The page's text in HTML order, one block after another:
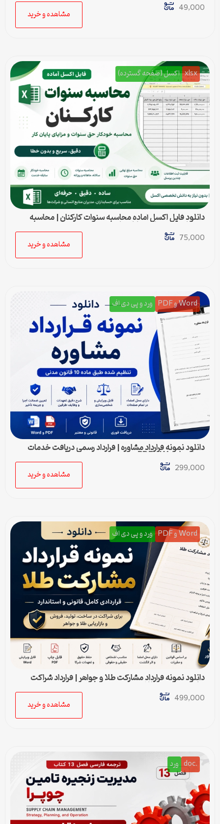
49,000
مشاهده و خرید
xlsx اکسل (صفحه گسترده)
دانلود فایل اکسل آماده محاسبه سنوات کارکنان | محاسبه
خودکار حق سنوات و پایان کار
75,000
مشاهده و خرید
Word و PDF ورد و پی دی اف
دانلود نمونه قرارداد مشاوره | قرارداد رسمی دریافت خدمات
مشاوره Word و PDF
299,000
مشاهده و خرید
Word و PDF ورد و پی دی اف
دانلود نمونه قرارداد مشارکت طلا و جواهر | قرارداد شراکت
ساخت و فروش طلا
499,000
مشاهده و خرید
.doc ورد